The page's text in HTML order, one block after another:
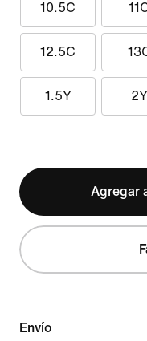
10.5C
12.5C
1.5Y 2Y
Agregar
Envío